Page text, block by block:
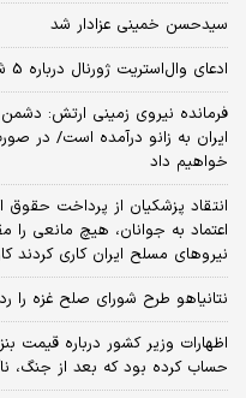
سیدحسن خمینی عزادار شد
ادعای وال‌استریت ژورنال درباره 5 شرط مهم ایران برای بازگشایی تنگه هرمز
فرمانده نیروی زمینی ارتش:
ایران به زانو درآمده است/ در
خواهیم داد
انتقاد پزشکیان از پرداخت
اعتماد به جوانان، هیچ مانعی
نیروهای مسلح ایران کاری کردند
نتانیاهو طرح شورای صلح غزه را
اظهارات وزیر کشور درباره قیمت
حساب کرده بود که بعد از جنگ،